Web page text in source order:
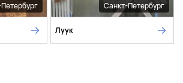
Санкт-Петербург
Луук